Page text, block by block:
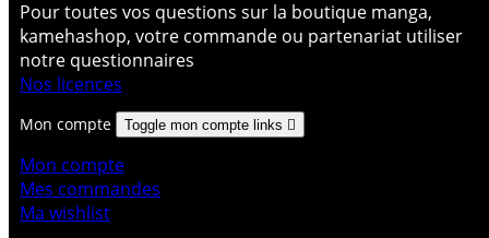
Pour toutes vos questions sur la boutique manga,
kamehashop, votre commande ou partenariat utiliser
notre questionnaires
Nos licences
Mon compte Toggle mon compte links 
Mon compte
Mes commandes
Ma wishlist